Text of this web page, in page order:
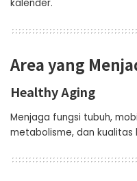
kalender.
Area yang
Healthy Aging
Menjaga fungsi tubuh,
metabolisme, dan kualitas